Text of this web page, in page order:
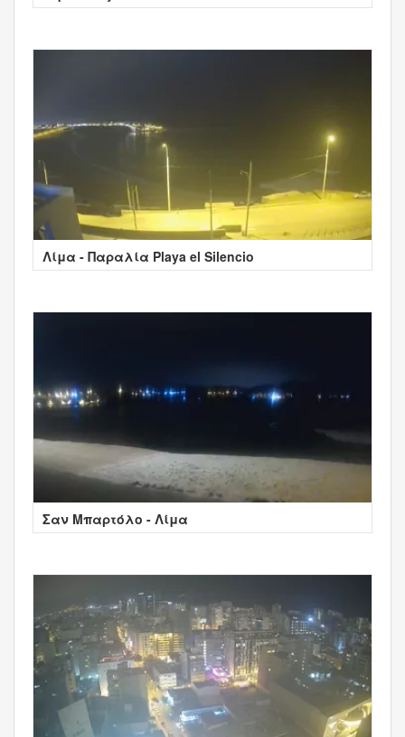
Λίμα - Παραλία Playa el Silencio
Σαν Μπαρτόλο - Λίμα